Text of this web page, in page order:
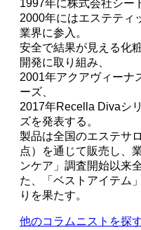
1997年に株式会社シー
2000年にはエステティ
業界に参入。
安全で結果が見える化
開発に取り組み、
2001年アクアヴィーナ
ーズ、
2017年Recella Divaシ
ズを発表する。
製品は全国のエステサ
点）を通じて販売し、
ンケア」調査開始以来
た、「ベストアイテム
りを果たす。
他のコラムニストを探